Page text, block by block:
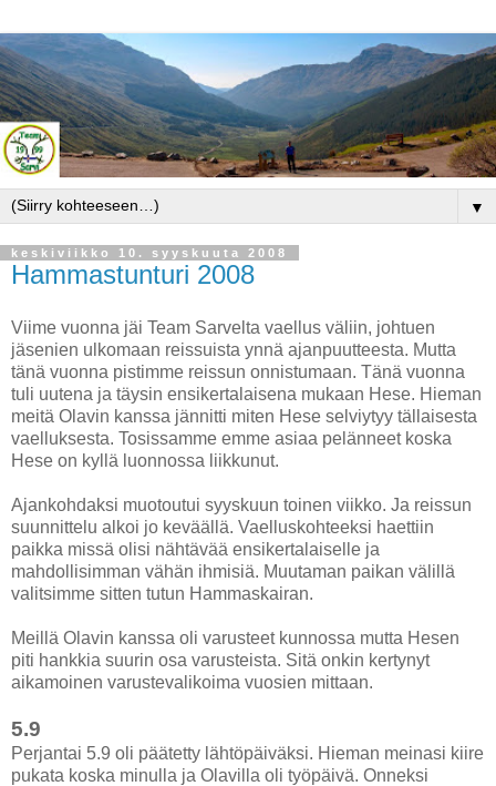
▼
keskiviikko 10. syyskuuta 2008
Hammastunturi 2008
Viime vuonna jäi Team Sarvelta vaellus väliin, johtuen
jäsenien ulkomaan reissuista ynnä ajanpuutteesta. Mutta
tänä vuonna pistimme reissun onnistumaan. Tänä vuonna
tuli uutena ja täysin ensikertalaisena mukaan Hese. Hieman
meitä Olavin kanssa jännitti miten Hese selviytyy tällaisesta
vaelluksesta. Tosissamme emme asiaa pelänneet koska
Hese on kyllä luonnossa liikkunut.
Ajankohdaksi muotoutui syyskuun toinen viikko. Ja reissun
suunnittelu alkoi jo keväällä. Vaelluskohteeksi haettiin
paikka missä olisi nähtävää ensikertalaiselle ja
mahdollisimman vähän ihmisiä. Muutaman paikan välillä
valitsimme sitten tutun Hammaskairan.
Meillä Olavin kanssa oli varusteet kunnossa mutta Hesen
piti hankkia suurin osa varusteista. Sitä onkin kertynyt
aikamoinen varustevalikoima vuosien mittaan.
5.9
Perjantai 5.9 oli päätetty lähtöpäiväksi. Hieman meinasi kiire
pukata koska minulla ja Olavilla oli työpäivä. Onneksi